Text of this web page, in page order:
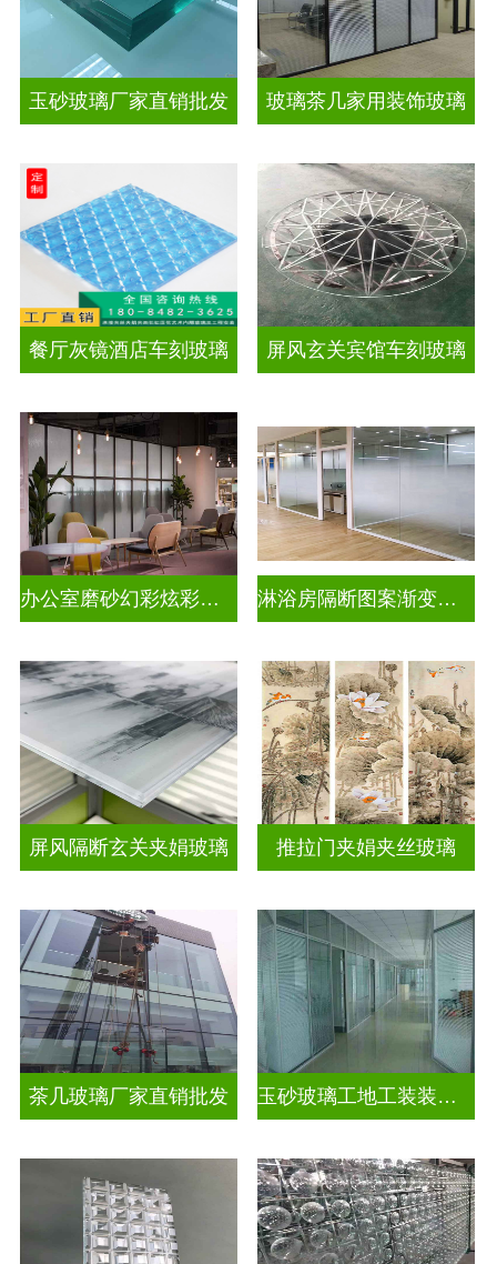
玉砂玻璃厂家直销批发 玻璃茶几家用装饰玻璃
餐厅灰镜酒店车刻玻璃 屏风玄关宾馆车刻玻璃
办公室磨砂幻彩炫彩渐变玻璃 淋浴房隔断图案渐变玻璃
屏风隔断玄关夹娟玻璃 推拉门夹娟夹丝玻璃
茶几玻璃厂家直销批发 玉砂玻璃工地工装装饰玻璃